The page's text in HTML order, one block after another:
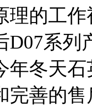
理的工
D07系列
年冬天
完善的